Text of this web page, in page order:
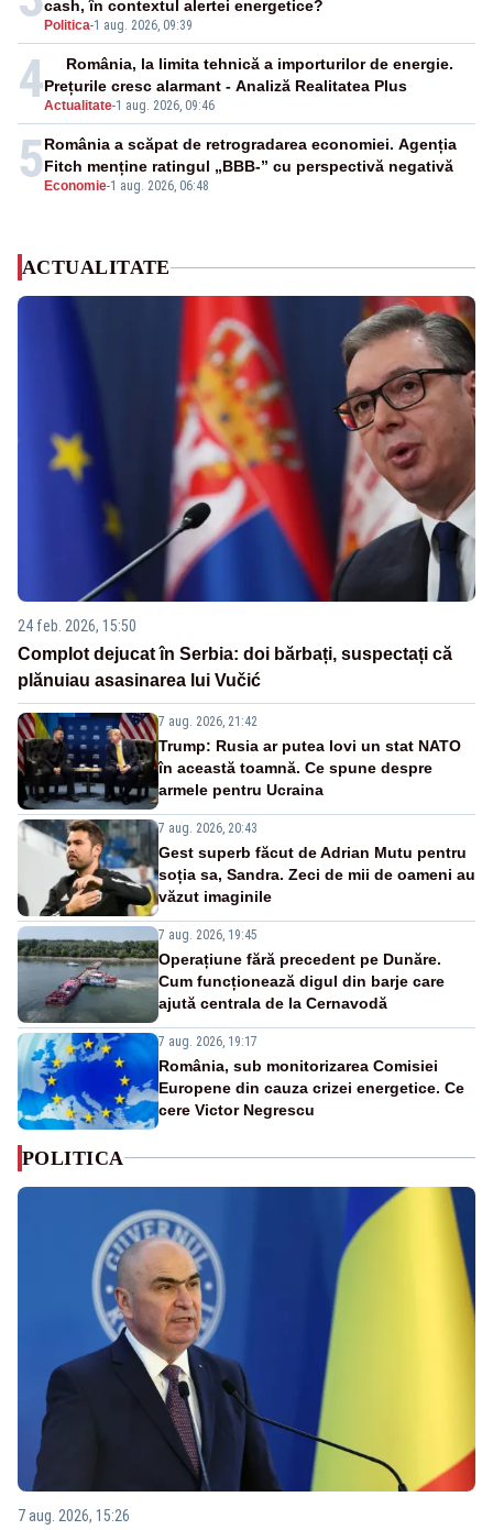
Politica-1 aug. 2026, 09:39
cash, în contextul alertei energetice?
4Actualitate-1 aug. 2026, 09:46
România, la limita tehnică a importurilor de energie.
Prețurile cresc alarmant - Analiză Realitatea Plus
5 Economie-1 aug. 2026, 06:48
România a scăpat de retrogradarea economiei. Agenția
Fitch menține ratingul „BBB-” cu perspectivă negativă
ACTUALITATE
24 feb. 2026, 15:50
Complot dejucat în Serbia: doi bărbați, suspectați că
plănuiau asasinarea lui Vučić
7 aug. 2026, 21:42
Trump: Rusia ar putea lovi un stat NATO
în această toamnă. Ce spune despre
armele pentru Ucraina
7 aug. 2026, 20:43
Gest superb făcut de Adrian Mutu pentru
soția sa, Sandra. Zeci de mii de oameni au
văzut imaginile
7 aug. 2026, 19:45
Operațiune fără precedent pe Dunăre.
Cum funcționează digul din barje care
ajută centrala de la Cernavodă
7 aug. 2026, 19:17
România, sub monitorizarea Comisiei
Europene din cauza crizei energetice. Ce
cere Victor Negrescu
POLITICA
7 aug. 2026, 15:26